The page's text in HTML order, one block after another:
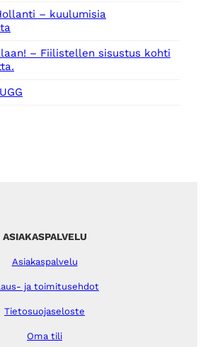
– kuulumisia
– Fiilistellen sisustus kohti
ASIAKASPALVELU
Asiakaspalvelu
ja toimitusehdot
Tietosuojaseloste
Oma tili